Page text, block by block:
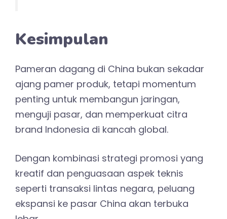
Kesimpulan
Pameran dagang di China bukan sekadar
ajang pamer produk, tetapi momentum
penting untuk membangun jaringan,
menguji pasar, dan memperkuat citra
brand Indonesia di kancah global.
Dengan kombinasi strategi promosi yang
kreatif dan penguasaan aspek teknis
seperti transaksi lintas negara, peluang
ekspansi ke pasar China akan terbuka